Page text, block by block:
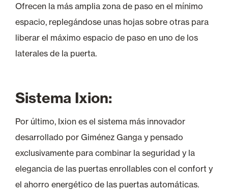
Ofrecen la más amplia zona de paso en el mínimo
espacio, replegándose unas hojas sobre otras para
liberar el máximo espacio de paso en uno de los
laterales de la puerta.
Sistema Ixion:
Por último, Ixion es el sistema más innovador
desarrollado por Giménez Ganga y pensado
exclusivamente para combinar la seguridad y la
elegancia de las puertas enrollables con el confort y
el ahorro energético de las puertas automáticas.